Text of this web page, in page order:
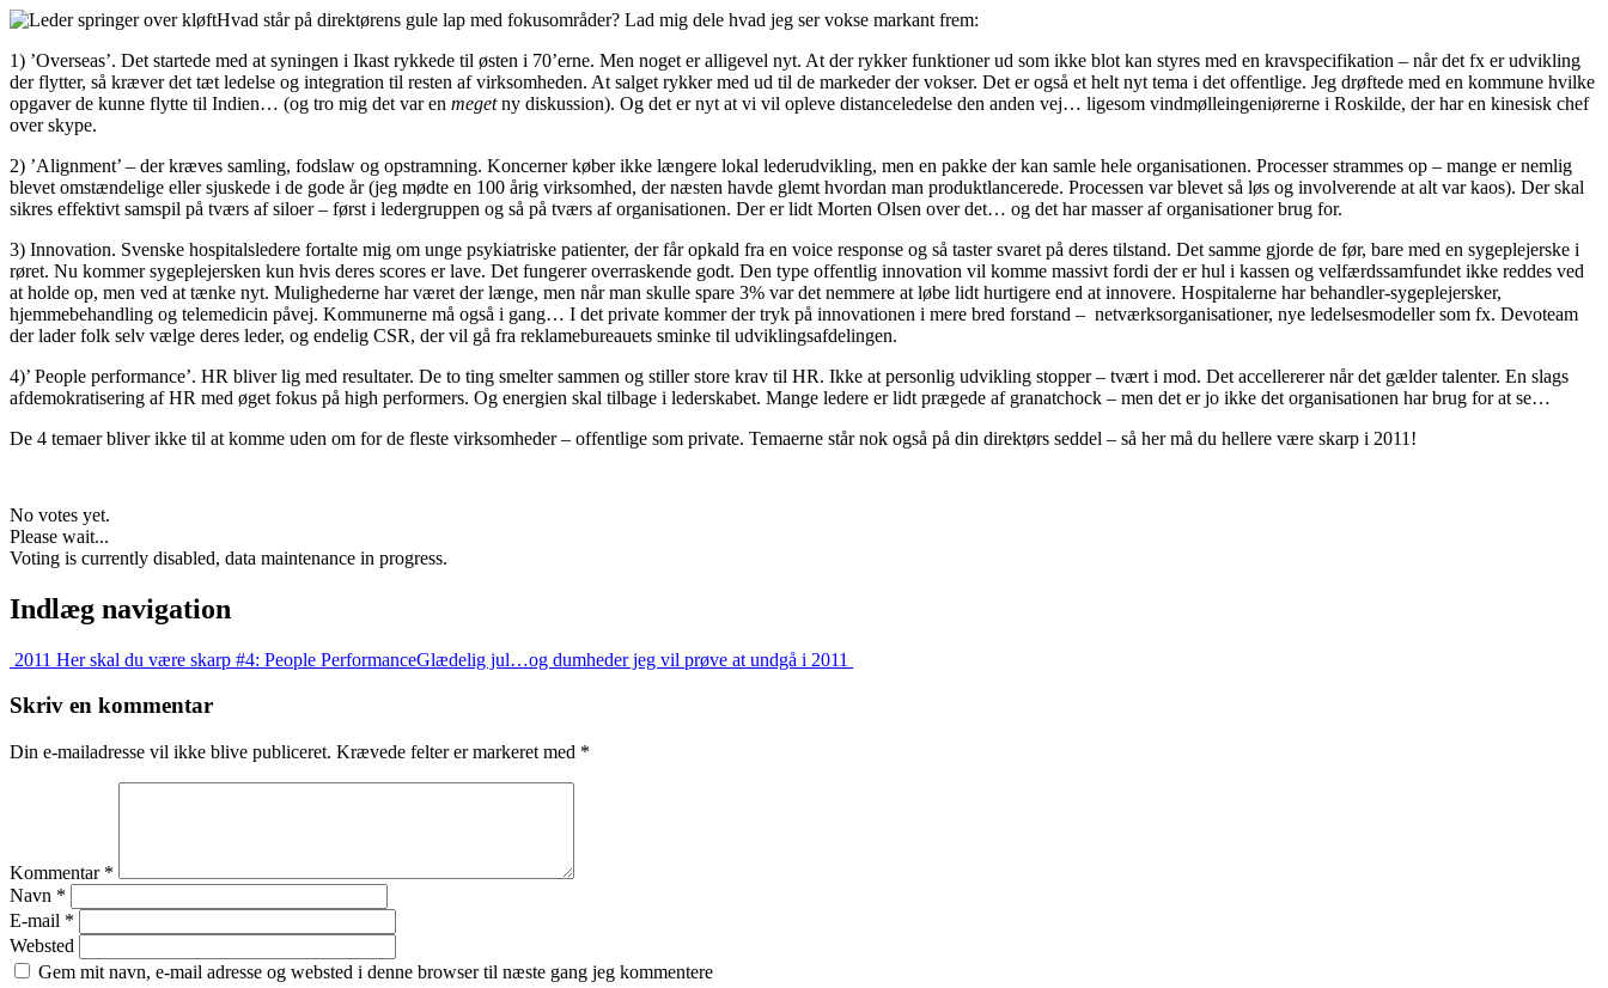
Hvad står på direktørens gule lap med fokusområder? Lad mig dele hvad jeg ser vokse markant frem:
1) ’Overseas’. Det startede med at syningen i Ikast rykkede til østen i 70’erne. Men noget er alligevel nyt. At der rykker funktioner ud som ikke blot kan styres med en kravspecifikation – når det fx er udvikling
der flytter, så kræver det tæt ledelse og integration til resten af virksomheden. At salget rykker med ud til de markeder der vokser. Det er også et helt nyt tema i det offentlige. Jeg drøftede med en kommune hvilke
opgaver de kunne flytte til Indien… (og tro mig det var en megetny diskussion). Og det er nyt at vi vil opleve distanceledelse den anden vej… ligesom vindmølleingeniørerne i Roskilde, der har en kinesisk chef
over skype.
2) ’Alignment’ – der kræves samling, fodslaw og opstramning. Koncerner køber ikke længere lokal lederudvikling, men en pakke der kan samle hele organisationen. Processer strammes op – mange er nemlig
blevet omstændelige eller sjuskede i de gode år (jeg mødte en 100 årig virksomhed, der næsten havde glemt hvordan man produktlancerede. Processen var blevet så løs og involverende at alt var kaos). Der skal
sikres effektivt samspil på tværs af siloer – først i ledergruppen og så på tværs af organisationen. Der er lidt Morten Olsen over det… og det har masser af organisationer brug for.
3) Innovation. Svenske hospitalsledere fortalte mig om unge psykiatriske patienter, der får opkald fra en voice response og så taster svaret på deres tilstand. Det samme gjorde de før, bare med en sygeplejerske i
røret. Nu kommer sygeplejersken kun hvis deres scores er lave. Det fungerer overraskende godt. Den type offentlig innovation vil komme massivt fordi der er hul i kassen og velfærdssamfundet ikke reddes ved
at holde op, men ved at tænke nyt. Mulighederne har været der længe, men når man skulle spare 3% var det nemmere at løbe lidt hurtigere end at innovere. Hospitalerne har behandler-sygeplejersker,
hjemmebehandling og telemedicin påvej. Kommunerne må også i gang… I det private kommer der tryk på innovationen i mere bred forstand – netværksorganisationer, nye ledelsesmodeller som fx. Devoteam
der lader folk selv vælge deres leder, og endelig CSR, der vil gå fra reklamebureauets sminke til udviklingsafdelingen.
4)’ People performance’. HR bliver lig med resultater. De to ting smelter sammen og stiller store krav til HR. Ikke at personlig udvikling stopper – tvært i mod. Det accellererer når det gælder talenter. En slags
afdemokratisering af HR med øget fokus på high performers. Og energien skal tilbage i lederskabet. Mange ledere er lidt prægede af granatchock – men det er jo ikke det organisationen har brug for at se…
De 4 temaer bliver ikke til at komme uden om for de fleste virksomheder – offentlige som private. Temaerne står nok også på din direktørs seddel – så her må du hellere være skarp i 2011!
No votes yet.
Please wait...
Voting is currently disabled, data maintenance in progress.
Indlæg navigation
2011 Her skal du være skarp #4: People PerformanceGlædelig jul…og dumheder jeg vil prøve at undgå i 2011
Skriv en kommentar
Din e-mailadresse vil ikke blive publiceret. Krævede felter er markeret med *
Kommentar *
Navn *
E-mail *
Websted
Gem mit navn, e-mail adresse og websted i denne browser til næste gang jeg kommentere